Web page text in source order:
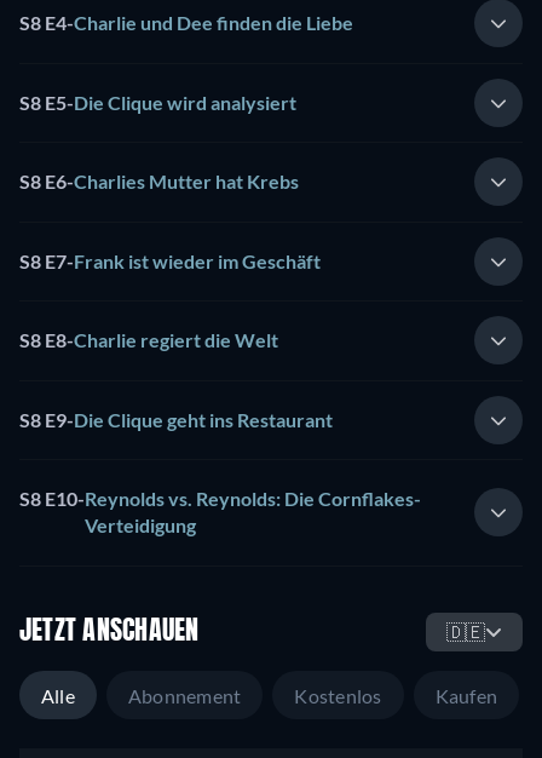
S8 E4-Charlie und Dee finden die Liebe
S8 E5-Die Clique wird analysiert
S8 E6-Charlies Mutter hat Krebs
S8 E7-Frank ist wieder im Geschäft
S8 E8-Charlie regiert die Welt
S8 E9-Die Clique geht ins Restaurant
S8 E10-Reynolds vs. Reynolds: Die Cornflakes-
Verteidigung
JETZT ANSCHAUEN 🇩🇪
Alle Abonnement Kostenlos Kaufen